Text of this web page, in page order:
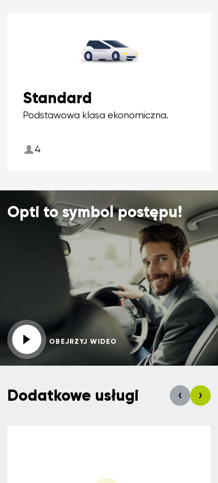
Standard
Podstawowa klasa ekonomiczna.
4
Opti to symbol postępu!
OBEJRZYJ WIDEO
Dodatkowe usługi